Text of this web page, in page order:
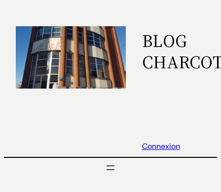
contenu
BLOG
Connexion